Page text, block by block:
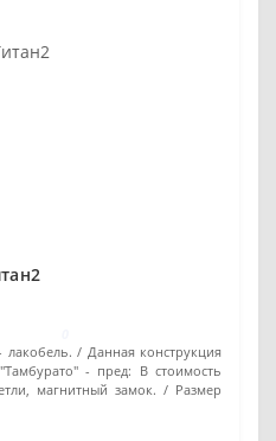
Данная конструкция
- пред: В стоимость
магнитный замок.
Размер